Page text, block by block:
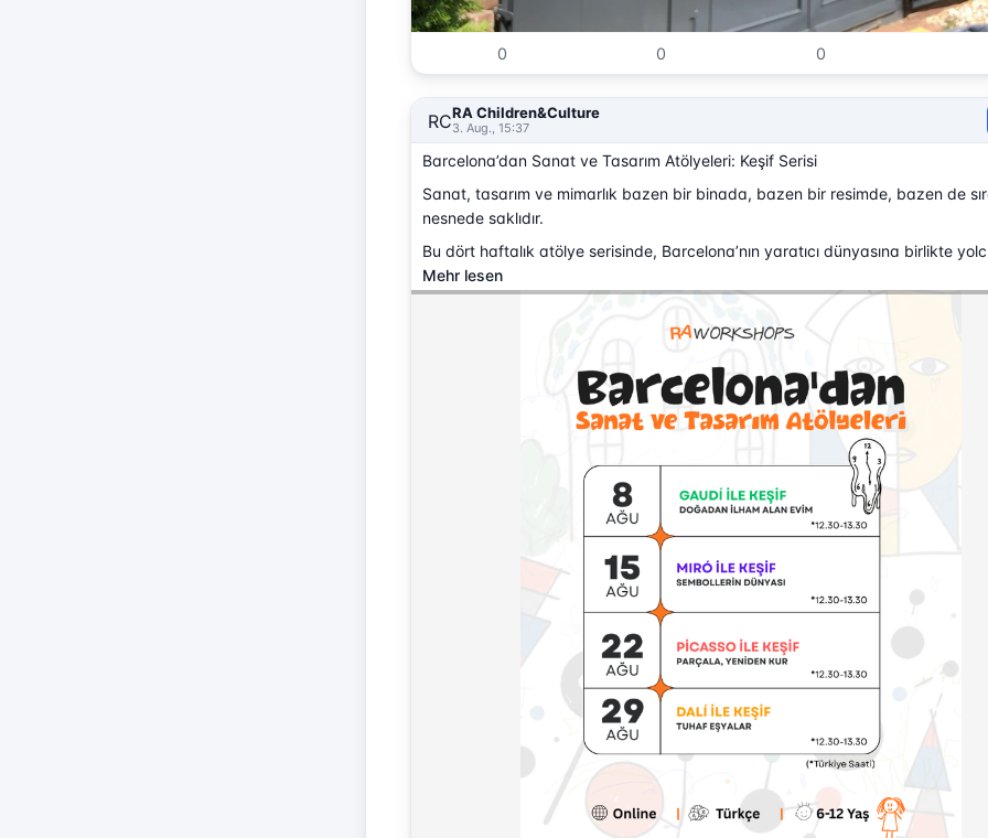
0 0 0
RCRA Children&Culture
3. Aug., 15:37
Barcelona’dan Sanat ve Tasarım Atölyeleri: Keşif Serisi
Sanat, tasarım ve mimarlık bazen bir binada, bazen bir resimde, bazen de
nesnede saklıdır.
Bu dört haftalık atölye serisinde, Barcelona’nın yaratıcı dünyasına birlikte
Mehr lesen